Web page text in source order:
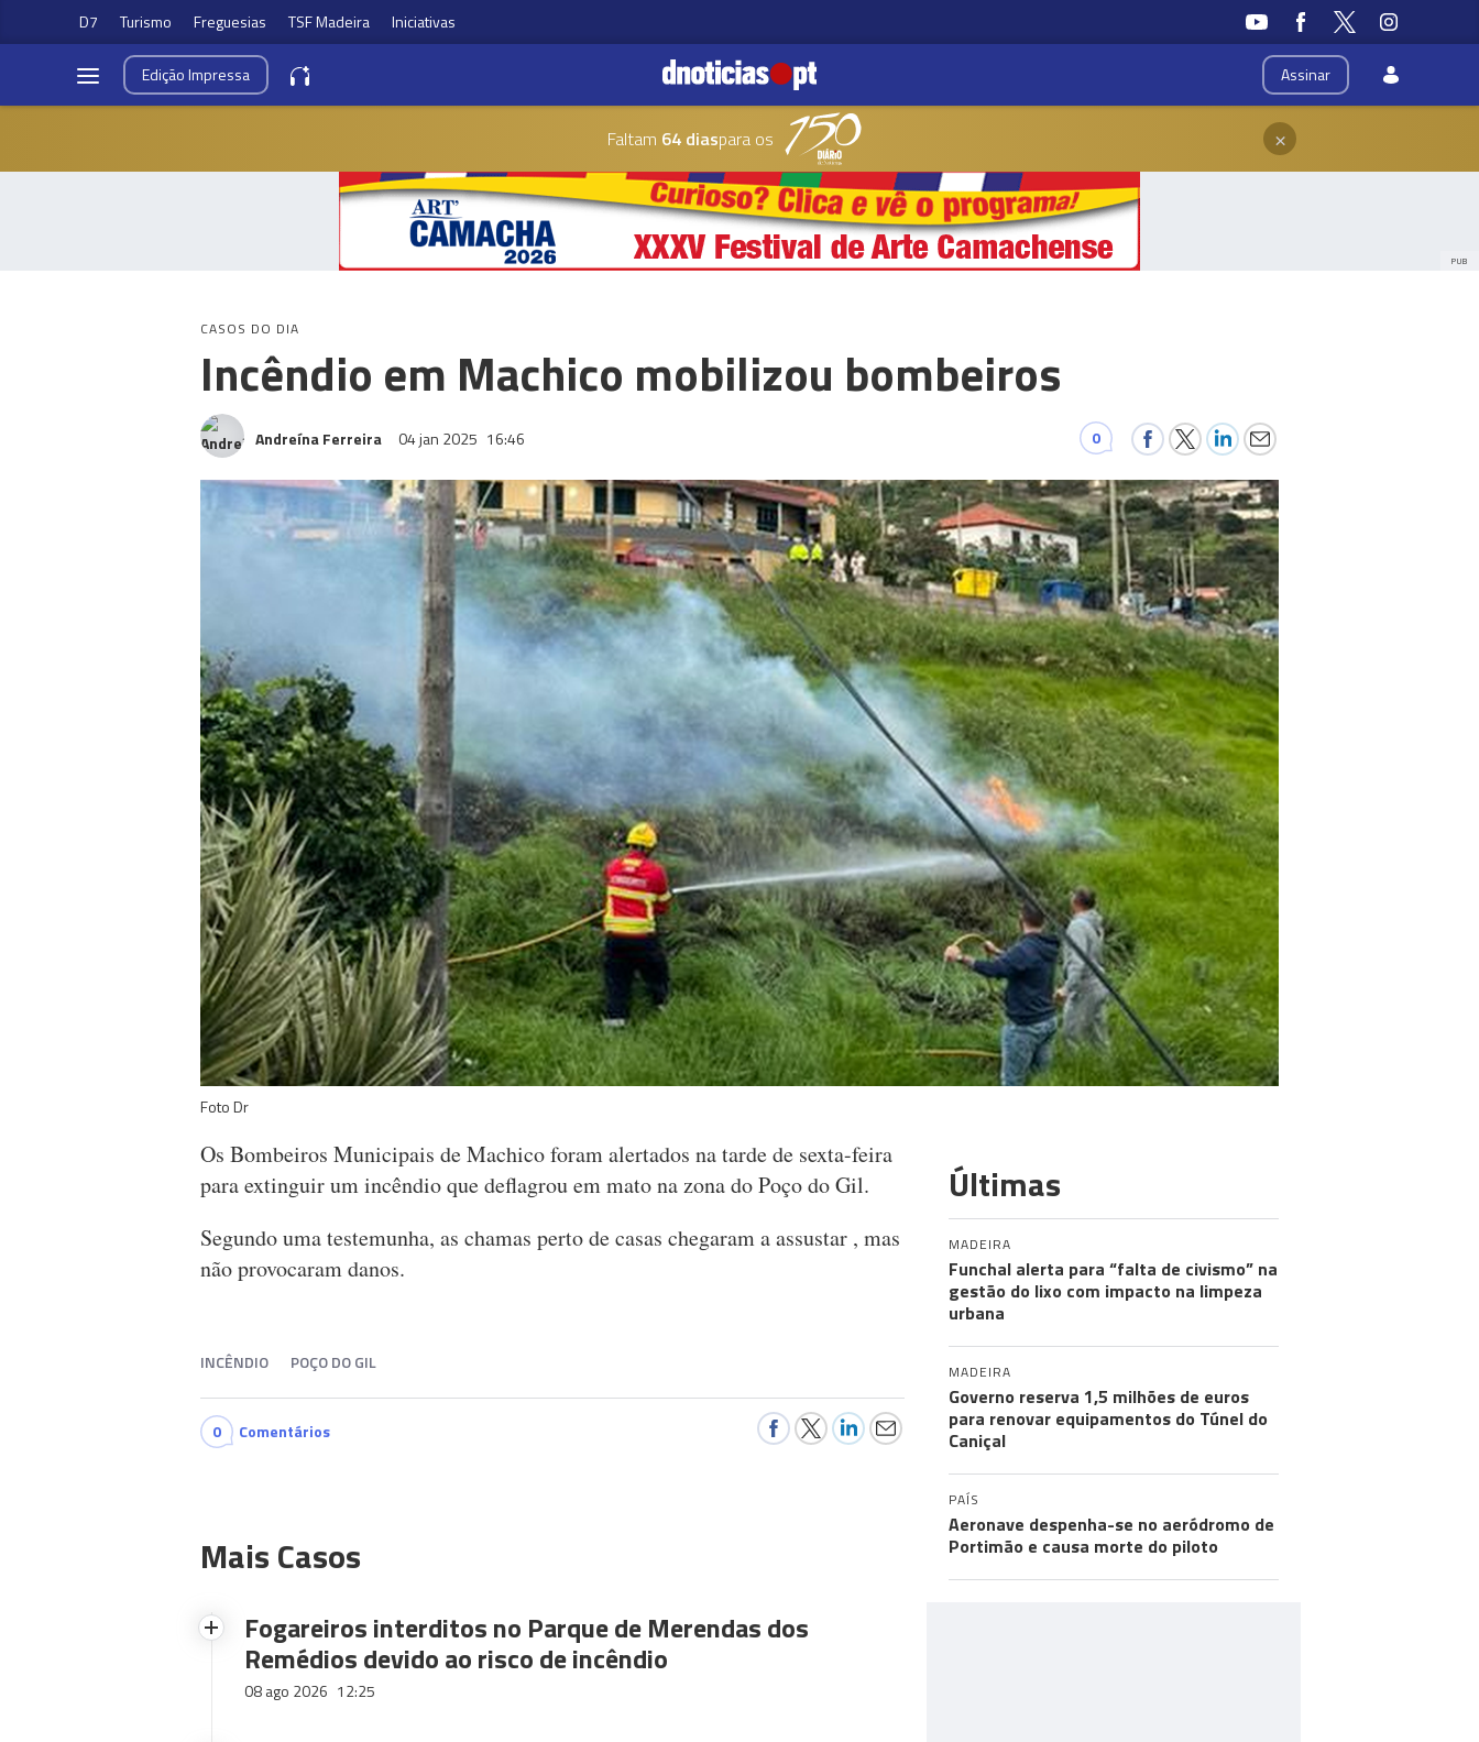
D7 Turismo Freguesias TSF Madeira Iniciativas
Assinar
EdiçãoImpressa
Faltam 64 diaspara os ×
PUB
CASOS DO DIA
Incêndio em Machico mobilizou bombeiros
Andreína Ferreira 04 jan 2025 16:46 0
Foto Dr
Os Bombeiros Municipais de Machico foram alertados na tarde de sexta-feira
para extinguir um incêndio que deflagrou em mato na zona do Poço do Gil.
Segundo uma testemunha, as chamas perto de casas chegaram a assustar , mas
não provocaram danos.
INCÊNDIO POÇO DO GIL
0 Comentários
Mais Casos
Fogareiros interditos no Parque de Merendas dos
Remédios devido ao risco de incêndio
08 ago 2026 12:25
Últimas
MADEIRA
Funchal alerta para “falta de civismo” na
gestão do lixo com impacto na limpeza
urbana
MADEIRA
Governo reserva 1,5 milhões de euros
para renovar equipamentos do Túnel do
Caniçal
PAÍS
Aeronave despenha-se no aeródromo de
Portimão e causa morte do piloto